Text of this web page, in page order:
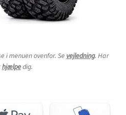
i menuen ovenfor. Se vejledning. Har
hjælpedig.